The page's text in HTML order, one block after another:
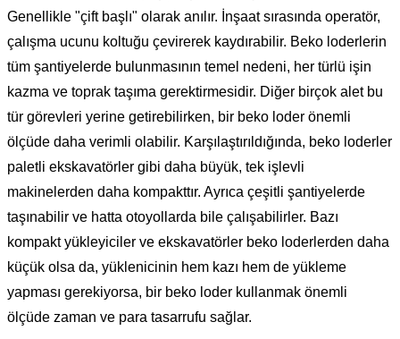
Genellikle "çift başlı" olarak anılır. İnşaat sırasında operatör,
çalışma ucunu koltuğu çevirerek kaydırabilir. Beko loderlerin
tüm şantiyelerde bulunmasının temel nedeni, her türlü işin
kazma ve toprak taşıma gerektirmesidir. Diğer birçok alet bu
tür görevleri yerine getirebilirken, bir beko loder önemli
ölçüde daha verimli olabilir. Karşılaştırıldığında, beko loderler
paletli ekskavatörler gibi daha büyük, tek işlevli
makinelerden daha kompakttır. Ayrıca çeşitli şantiyelerde
taşınabilir ve hatta otoyollarda bile çalışabilirler. Bazı
kompakt yükleyiciler ve ekskavatörler beko loderlerden daha
küçük olsa da, yüklenicinin hem kazı hem de yükleme
yapması gerekiyorsa, bir beko loder kullanmak önemli
ölçüde zaman ve para tasarrufu sağlar.